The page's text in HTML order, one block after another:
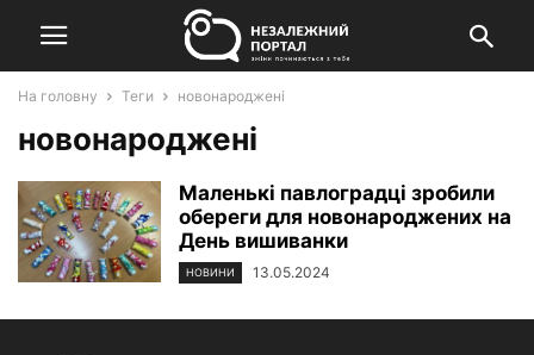
На головну Теги новонароджені
новонароджені
Маленькі павлоградці зробили
обереги для новонароджених на
День вишиванки
НОВИНИ 13.05.2024